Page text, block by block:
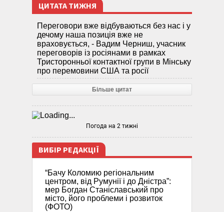
ЦИТАТА ТИЖНЯ
Переговори вже відбуваються без нас і у
дечому наша позиція вже не
враховується, - Вадим Черниш, учасник
переговорів із росіянами в рамках
Тристоронньої контактної групи в Мінську
про перемовини США та росії
Більше цитат
Погода на 2 тижні
ВИБІР РЕДАКЦІЇ
“Бачу Коломию регіональним
центром, від Румунії і до Дністра”:
мер Богдан Станіславський про
місто, його проблеми і розвиток
(ФОТО)